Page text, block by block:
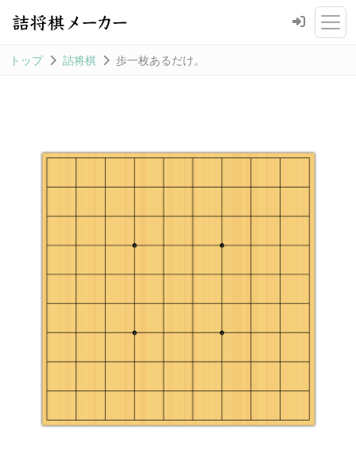
トップ 詰将棋 歩一枚あるだけ。